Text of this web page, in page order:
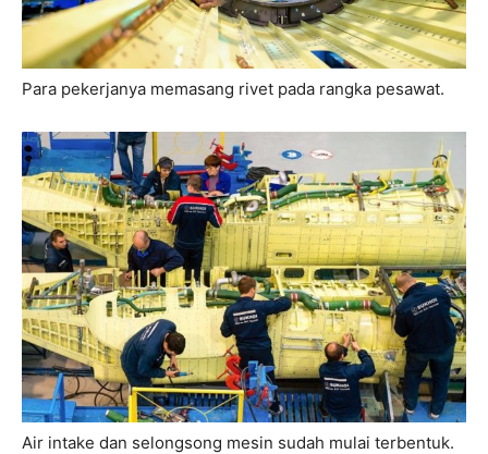
Para pekerjanya memasang rivet pada rangka pesawat.
Air intake dan selongsong mesin sudah mulai terbentuk.